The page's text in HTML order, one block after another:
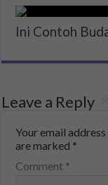
Ini Contoh
Leave a Reply
Your email
are marked *
Comment *